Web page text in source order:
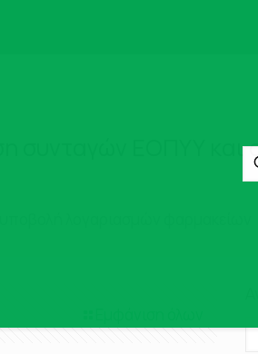
συνταγών ΕΟΠΥΥ